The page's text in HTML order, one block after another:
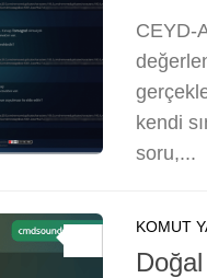
CEYD-
kendi
soru,...
KOMUT